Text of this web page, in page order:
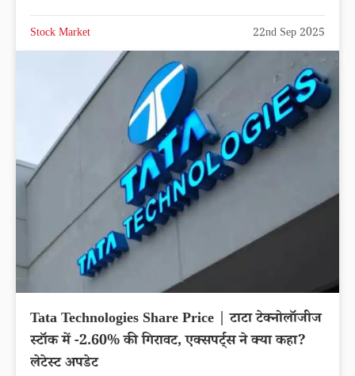
Stock Market 22nd Sep 2025
Tata Technologies Share Price | टाटा टेक्नोलॉजीज
स्टॉक में -2.60% की गिरावट, एक्सपर्ट्स ने क्या कहा?
लेटेस्ट अपडेट